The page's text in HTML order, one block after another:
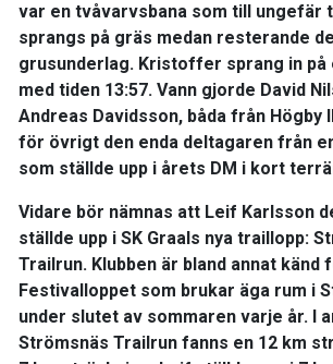
var en tvåvarvsbana som till ungefär
sprangs på gräs medan resterande
grusunderlag. Kristoffer sprang in på
med tiden 13:57. Vann gjorde David
Andreas Davidsson, båda från Högby
för övrigt den enda deltagaren från
som ställde upp i årets DM i kort
Vidare bör nämnas att Leif Karlsson
ställde upp i SK Graals nya traillopp:
Trailrun. Klubben är bland annat känd
Festivalloppet som brukar äga rum i
under slutet av sommaren varje år. I
Strömsnäs Trailrun fanns en 12 km